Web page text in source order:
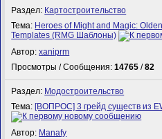
Раздел: Картостроительство
Тема: Heroes of Might and Magic:
Templates (RMG Шаблоны)
Автор:xaniprm
Просмотры / Сообщения:14765 /82
Раздел: Модостроительство
Тема: [ВОПРОС] 3 грейд существ из
Автор: Manafy